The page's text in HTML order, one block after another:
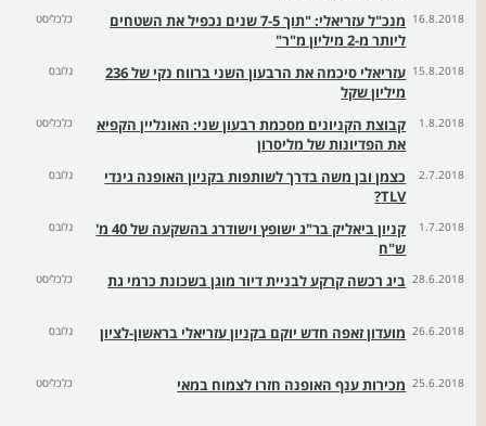
16.8.2018
מנכ"ל עזריאלי: "תוך 7-5 שנים נכפיל את השטחים
ליותר מ-2 מיליון מ"ר"
כלכליסט
15.8.2018
עזריאלי סיכמה את הרבעון השני ברווח נקי של 236
מיליון שקל
גלובס
1.8.2018
קבוצת הקניונים מסכמת רבעון שני: האונליין הקפיא
את הפדיונות של מליסרון
כלכליסט
2.7.2018
כצמן ובן משה בדרך לשותפות בקניון האופנה גינדי
TLV?
גלובס
1.7.2018
קניון ביאליק בר"ג ישופץ וישודרג בהשקעה של 40 מ'
ש"ח
גלובס
28.6.2018 ביג רכשה קרקע לבניית דיור מוגן בשכונת כרמי גת כלכליסט
26.6.2018 מועדון זאפה חדש יוקם בקניון עזריאלי בראשון-לציון גלובס
25.6.2018 מכירות ענף האופנה חזרו לצמוח במאי כלכליסט